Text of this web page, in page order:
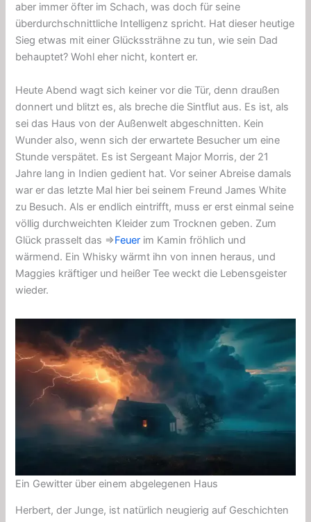
aber immer öfter im Schach, was doch für seine
überdurchschnittliche Intelligenz spricht. Hat dieser heutige
Sieg etwas mit einer Glückssträhne zu tun, wie sein Dad
behauptet? Wohl eher nicht, kontert er.
Heute Abend wagt sich keiner vor die Tür, denn draußen
donnert und blitzt es, als breche die Sintflut aus. Es ist, als
sei das Haus von der Außenwelt abgeschnitten. Kein
Wunder also, wenn sich der erwartete Besucher um eine
Stunde verspätet. Es ist Sergeant Major Morris, der 21
Jahre lang in Indien gedient hat. Vor seiner Abreise damals
war er das letzte Mal hier bei seinem Freund James White
zu Besuch. Als er endlich eintrifft, muss er erst einmal seine
völlig durchweichten Kleider zum Trocknen geben. Zum
Glück prasselt das ⇒Feuer im Kamin fröhlich und
wärmend. Ein Whisky wärmt ihn von innen heraus, und
Maggies kräftiger und heißer Tee weckt die Lebensgeister
wieder.
Ein Gewitter über einem abgelegenen Haus
Herbert, der Junge, ist natürlich neugierig auf Geschichten